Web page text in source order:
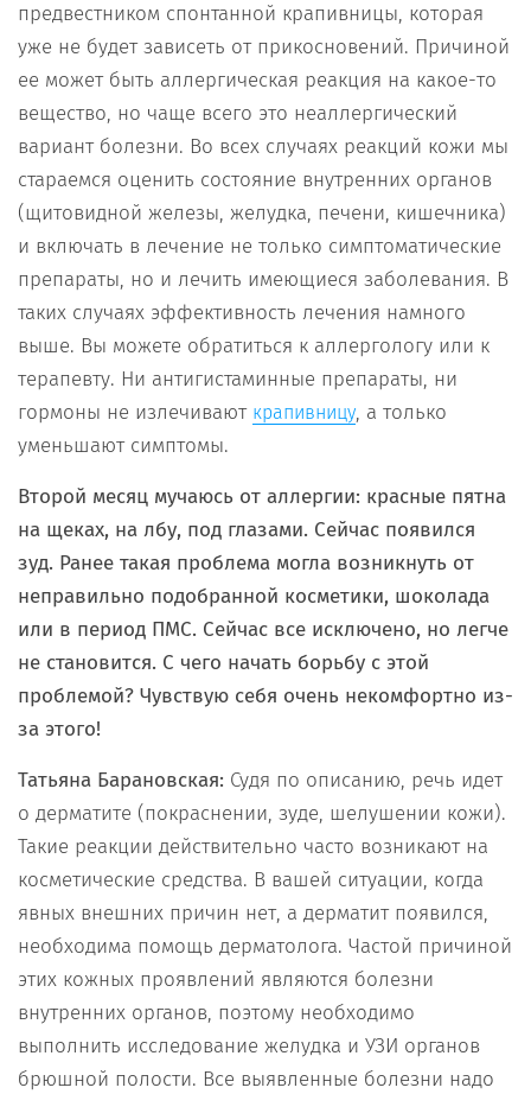
предвестником спонтанной крапивницы, которая
уже не будет зависеть от прикосновений. Причиной
ее может быть аллергическая реакция на какое-то
вещество, но чаще всего это неаллергический
вариант болезни. Во всех случаях реакций кожи мы
стараемся оценить состояние внутренних органов
(щитовидной железы, желудка, печени, кишечника)
и включать в лечение не только симптоматические
препараты, но и лечить имеющиеся заболевания. В
таких случаях эффективность лечения намного
выше. Вы можете обратиться к аллергологу или к
терапевту. Ни антигистаминные препараты, ни
гормоны не излечивают крапивницу, а только
уменьшают симптомы.
Второй месяц мучаюсь от аллергии: красные пятна
на щеках, на лбу, под глазами. Сейчас появился
зуд. Ранее такая проблема могла возникнуть от
неправильно подобранной косметики, шоколада
или в период ПМС. Сейчас все исключено, но легче
не становится. С чего начать борьбу с этой
проблемой? Чувствую себя очень некомфортно из-
за этого!
Татьяна Барановская: Судя по описанию, речь идет
о дерматите (покраснении, зуде, шелушении кожи).
Такие реакции действительно часто возникают на
косметические средства. В вашей ситуации, когда
явных внешних причин нет, а дерматит появился,
необходима помощь дерматолога. Частой причиной
этих кожных проявлений являются болезни
внутренних органов, поэтому необходимо
выполнить исследование желудка и УЗИ органов
брюшной полости. Все выявленные болезни надо